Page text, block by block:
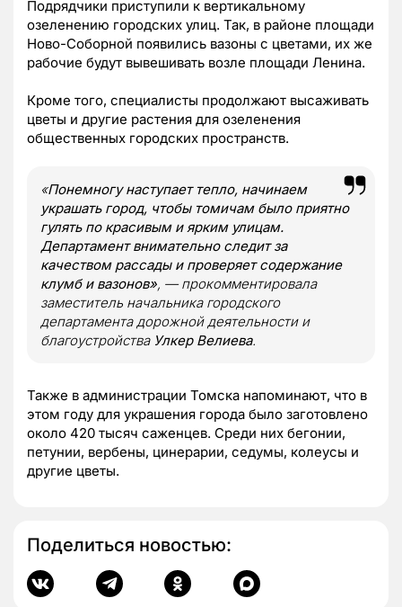
Подрядчики приступили к вертикальному
озеленению городских улиц. Так, в районе площади
Ново-Соборной появились вазоны с цветами, их же
рабочие будут вывешивать возле площади Ленина.
Кроме того, специалисты продолжают высаживать
цветы и другие растения для озеленения
общественных городских пространств.
«Понемногу наступает тепло, начинаем
украшать город, чтобы томичам было приятно
гулять по красивым и ярким улицам.
Департамент внимательно следит за
качеством рассады и проверяет содержание
клумб и вазонов», — прокомментировала
заместитель начальника городского
департамента дорожной деятельности и
благоустройства Улкер Велиева.
Также в администрации Томска напоминают, что в
этом году для украшения города было заготовлено
около 420 тысяч саженцев. Среди них бегонии,
петунии, вербены, цинерарии, седумы, колеусы и
другие цветы.
Поделиться новостью: